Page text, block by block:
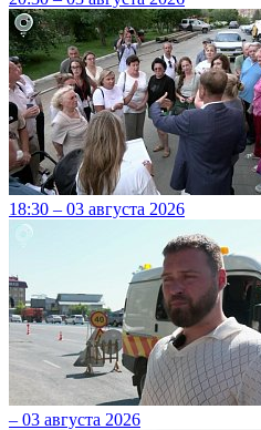
18:30 – 03 августа 2026
– 03 августа 2026